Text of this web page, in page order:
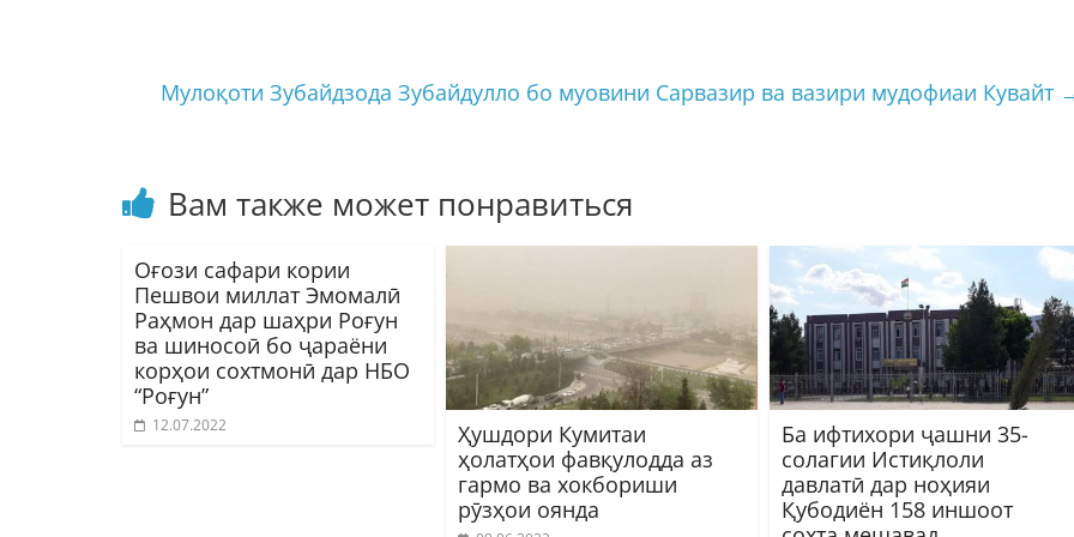
Мулоқоти Зубайдзода Зубайдулло бо муовини Сарвазир ва вазири мудофиаи Кувайт
Вам также может понравиться
Оғози сафари кории
Пешвои миллат Эмомалӣ
Раҳмон дар шаҳри Роғун
ва шиносоӣ бо ҷараёни
корҳои сохтмонӣ дар НБО
“Роғун”
12.07.2022
Ҳушдори Кумитаи
ҳолатҳои фавқулодда аз
гармо ва хокбориши
рӯзҳои оянда
Ба ифтихори ҷашни 35-
солагии Истиқлоли
давлатӣ дар ноҳияи
Қубодиён 158 иншоот